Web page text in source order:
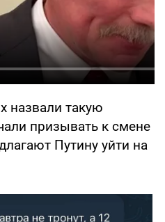
назвали такую
призывать к смене
Путину уйти на